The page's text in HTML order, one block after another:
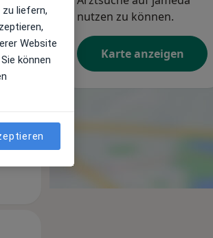
Mo,
10 Aug
Di, Mi,
nutzen zu können.
Karte anzeigen
liefern,
Website
können